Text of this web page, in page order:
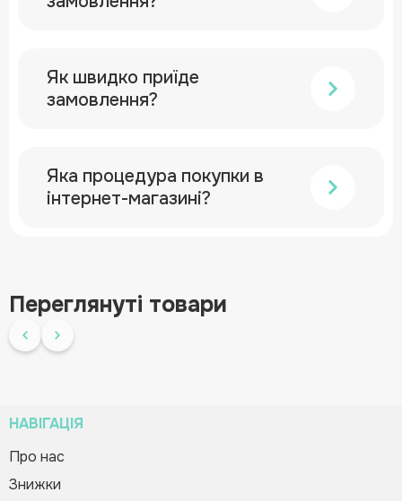
Як швидко приїде
замовлення?
Яка процедура покупки в
інтернет-магазині?
Переглянуті товари
НАВІГАЦІЯ
Про нас
Знижки